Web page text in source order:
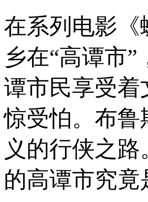
在系列电影《
乡在“高谭市
谭市民享受
惊受怕。布
义的行侠之
的高谭市究